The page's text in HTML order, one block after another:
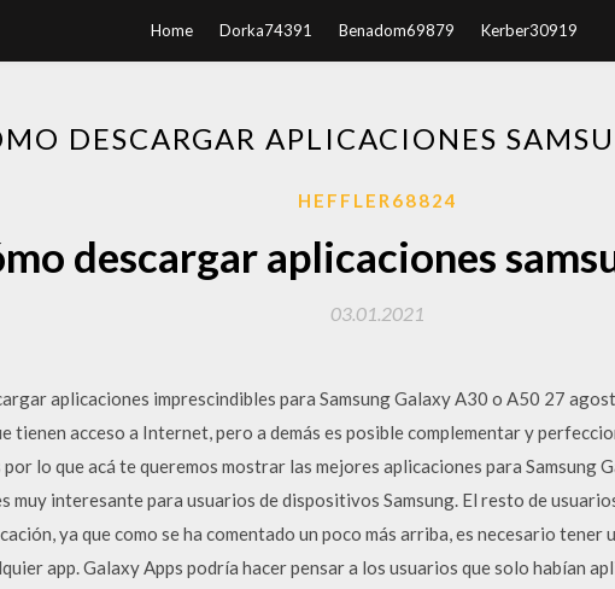
Home Dorka74391 Benadom69879 Kerber30919
DESCARGAR APLICACIONES
HEFFLER68824
descargar aplicaciones
03.01.2021
aplicaciones imprescindibles para Samsung Galaxy A30 o A50 27
tienen acceso a Internet, pero a demás es posible complementar y
por lo que acá te queremos mostrar las mejores aplicaciones para Samsung
muy interesante para usuarios de dispositivos Samsung. El resto de
ya que como se ha comentado un poco más arriba, es necesario tener
app. Galaxy Apps podría hacer pensar a los usuarios que solo habían